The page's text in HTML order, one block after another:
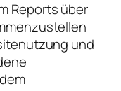
Reports über
und